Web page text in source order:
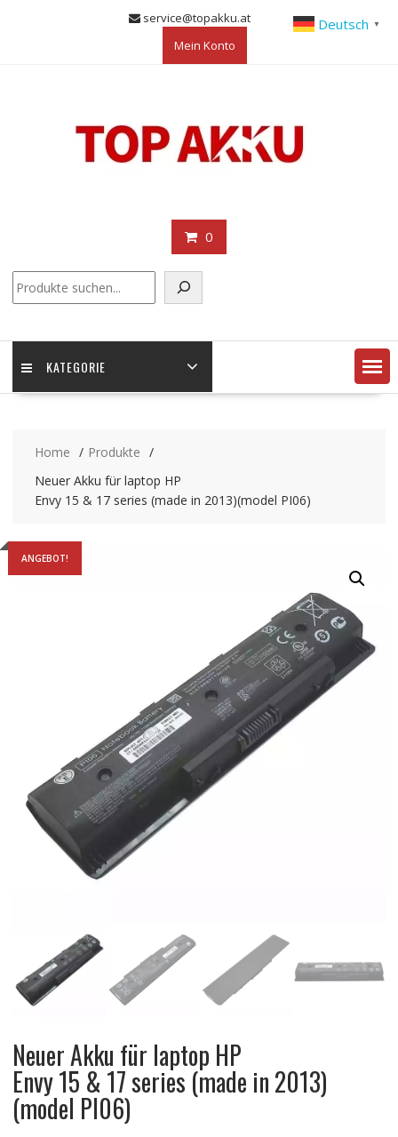
service@topakku.at
Mein Konto
0
KATEGORIE
Home
Produkte
Neuer Akku für laptop HP
Envy 15 & 17 series (made in 2013)(model PI06)
ANGEBOT!
Neuer Akku für laptop HP
Envy 15 & 17 series (made in 2013)
(model PI06)
Deutsch ▼